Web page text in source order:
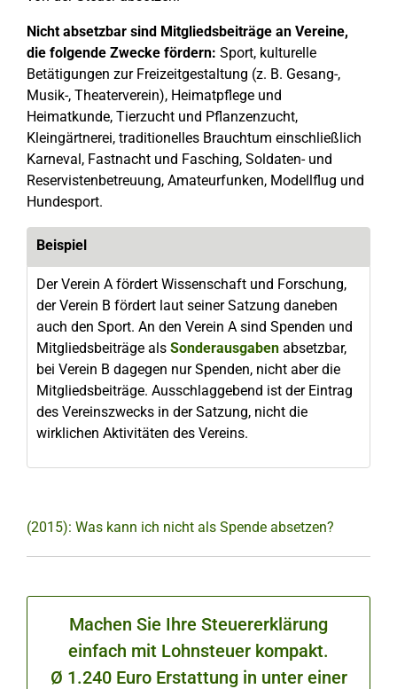
Nicht absetzbar sind Mitgliedsbeiträge an Vereine,
die folgende Zwecke fördern: Sport, kulturelle
Betätigungen zur Freizeitgestaltung (z. B. Gesang-,
Musik-, Theaterverein), Heimatpflege und
Heimatkunde, Tierzucht und Pflanzenzucht,
Kleingärtnerei, traditionelles Brauchtum einschließlich
Karneval, Fastnacht und Fasching, Soldaten- und
Reservistenbetreuung, Amateurfunken, Modellflug und
Hundesport.
Beispiel
Der Verein A fördert Wissenschaft und Forschung,
der Verein B fördert laut seiner Satzung daneben
auch den Sport. An den Verein A sind Spenden und
Mitgliedsbeiträge als Sonderausgaben absetzbar,
bei Verein B dagegen nur Spenden, nicht aber die
Mitgliedsbeiträge. Ausschlaggebend ist der Eintrag
des Vereinszwecks in der Satzung, nicht die
wirklichen Aktivitäten des Vereins.
(2015): Was kann ich nicht als Spende absetzen?
Machen Sie Ihre Steuererklärung
einfach mit Lohnsteuer kompakt.
Ø 1.240 Euro Erstattung in unter einer